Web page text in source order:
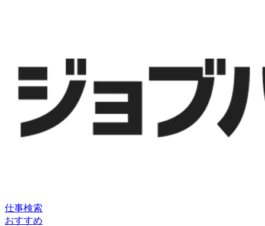
仕事検索
おすすめ